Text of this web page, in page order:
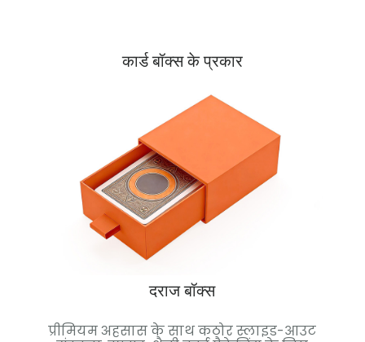
कार्ड बॉक्स के प्रकार
दराज बॉक्स
प्रीमियम अहसास के साथ कठोर स्लाइड-आउट